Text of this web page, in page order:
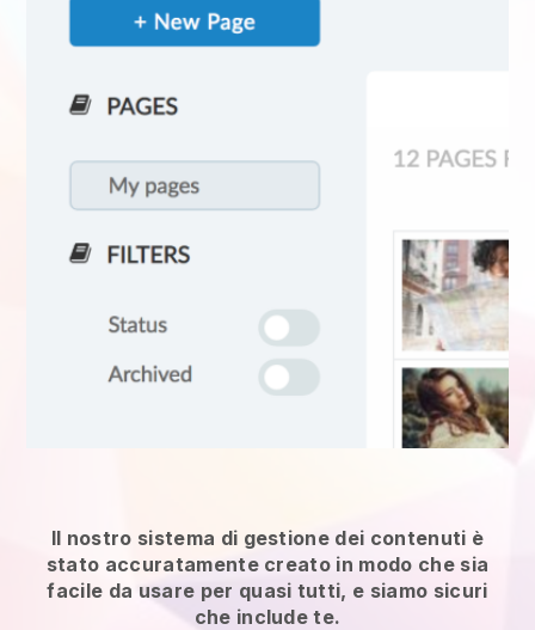
Il nostro sistema di gestione dei contenuti è
stato accuratamente creato in modo che sia
facile da usare per quasi tutti, e siamo sicuri
che include te.